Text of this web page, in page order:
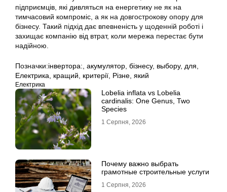
підприємців, які дивляться на енергетику не як на
тимчасовий компроміс, а як на довгострокову опору для
бізнесу. Такий підхід дає впевненість у щоденній роботі і
захищає компанію від втрат, коли мережа перестає бути
надійною.
Позначки:інвертора: акумулятор бізнесу, выбору, для
Електрика
кращий критерії Різне який
Електрика
Lobelia inflata vs Lobelia
cardinalis: One Genus, Two
Species
1 Серпня, 2026
Почему важно выбрать
грамотные строительные услуги
1 Серпня, 2026